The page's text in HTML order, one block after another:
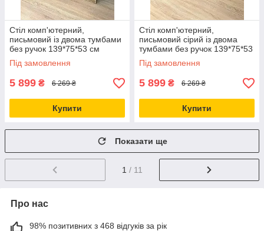
Стіл комп'ютерний,
письмовий із двома тумбами
без ручок 139*75*53 см
Під замовлення
5 899 ₴ 6 269 ₴
Купити
Стіл комп'ютерний,
письмовий сірий із двома
тумбами без ручок 139*75*53
см
Під замовлення
5 899 ₴ 6 269 ₴
Купити
Показати ще
1 / 11
Про нас
98% позитивних з 468 відгуків за рік